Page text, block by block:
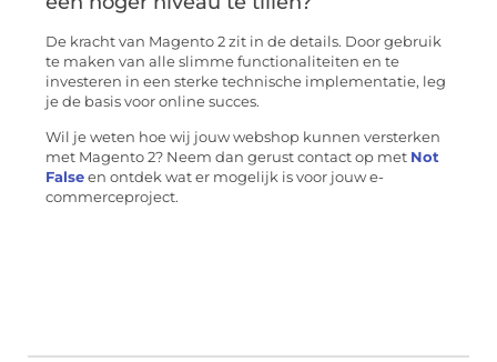
De kracht van Magento 2 zit in de details. Door gebruik
te maken van alle slimme functionaliteiten en te
investeren in een sterke technische implementatie, leg
je de basis voor online succes.
Wil je weten hoe wij jouw webshop kunnen versterken
met Magento 2? Neem dan gerust contact op met Not
False en ontdek wat er mogelijk is voor jouw e-
commerceproject.